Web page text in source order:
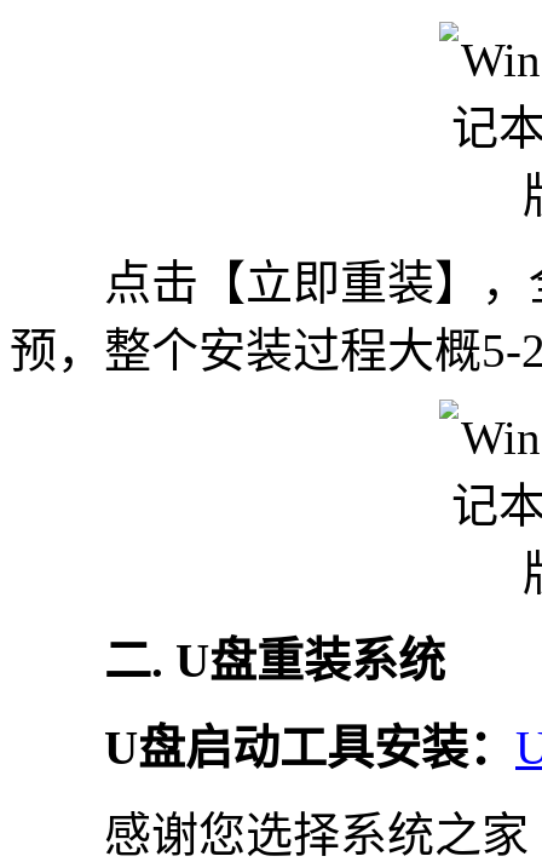
点击【立即重装】，
预，整个安装过程大概5-
二. U盘重装系统
U盘启动工具安装：
感谢您选择系统之家